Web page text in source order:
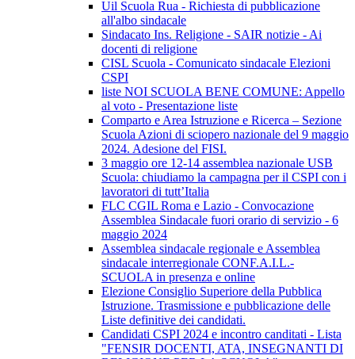
Uil Scuola Rua - Richiesta di pubblicazione
all'albo sindacale
Sindacato Ins. Religione - SAIR notizie - Ai
docenti di religione
CISL Scuola - Comunicato sindacale Elezioni
CSPI
liste NOI SCUOLA BENE COMUNE: Appello
al voto - Presentazione liste
Comparto e Area Istruzione e Ricerca – Sezione
Scuola Azioni di sciopero nazionale del 9 maggio
2024. Adesione del FISI.
3 maggio ore 12-14 assemblea nazionale USB
Scuola: chiudiamo la campagna per il CSPI con i
lavoratori di tutt’Italia
FLC CGIL Roma e Lazio - Convocazione
Assemblea Sindacale fuori orario di servizio - 6
maggio 2024
Assemblea sindacale regionale e Assemblea
sindacale interregionale CONF.A.I.L.-
SCUOLA in presenza e online
Elezione Consiglio Superiore della Pubblica
Istruzione. Trasmissione e pubblicazione delle
Liste definitive dei candidati.
Candidati CSPI 2024 e incontro canditati - Lista
"FENSIR DOCENTI, ATA, INSEGNANTI DI